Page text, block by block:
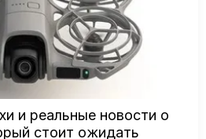
и реальные новости о
стоит ожидать